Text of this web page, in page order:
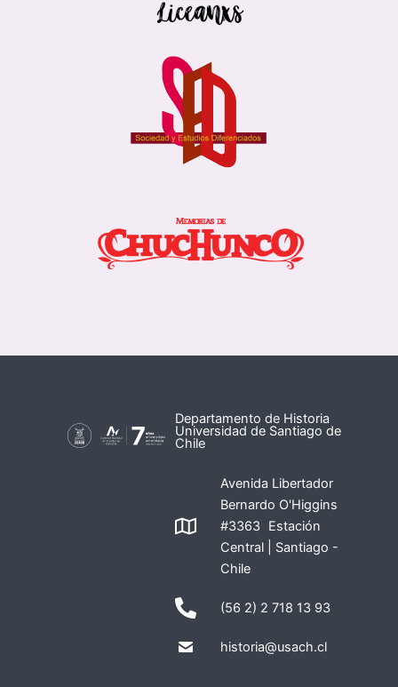
Departamento de Historia
Universidad de Santiago de
Chile
Avenida Libertador
Bernardo O'Higgins
#3363 Estación
Central | Santiago -
Chile
(56 2) 2 718 13 93
historia@usach.cl